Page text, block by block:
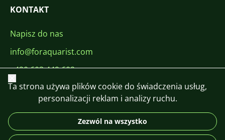
KONTAKT
Napisz do nas
info@foraquarist.com
+420 603 449 602
Zamknij
Ta strona używa plików cookie do świadczenia usług,
personalizacji reklam i analizy ruchu.
Zezwól na wszystko